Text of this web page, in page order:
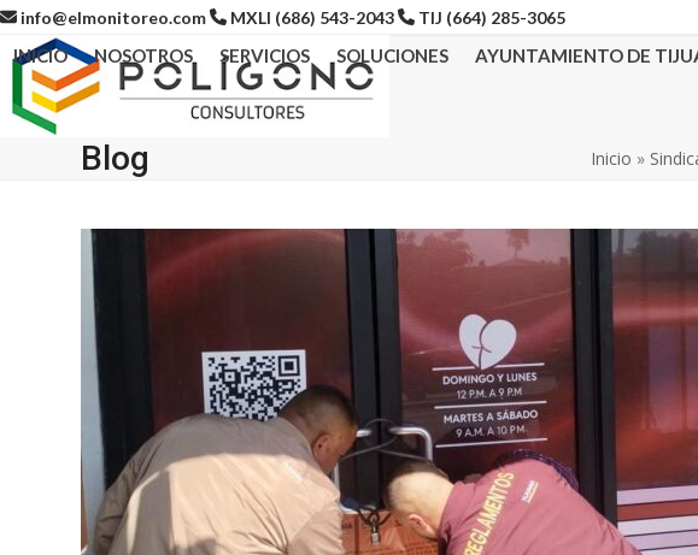
Skip
content
info@elmonitoreo.com MXLI (686) 543-2043 TIJ (664) 285-3065
INICIO NOSOTROS SERVICIOS SOLUCIONES AYUNTAMIENTO DE
Blog Inicio »